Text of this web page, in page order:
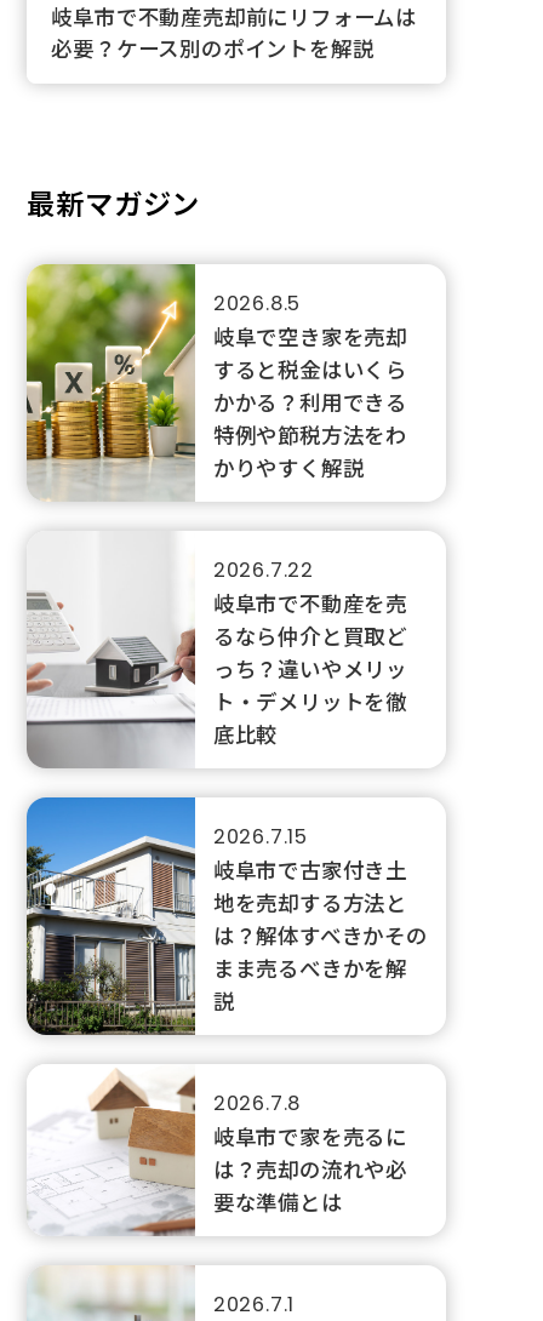
岐阜市で不動産売却前にリフォームは
必要？ケース別のポイントを解説
最新マガジン
2026.8.5
岐阜で空き家を売却
すると税金はいくら
かかる？利用できる
特例や節税方法をわ
かりやすく解説
2026.7.22
岐阜市で不動産を売
るなら仲介と買取ど
っち？違いやメリッ
ト・デメリットを徹
底比較
2026.7.15
岐阜市で古家付き土
地を売却する方法と
は？解体すべきかその
まま売るべきかを解
説
2026.7.8
岐阜市で家を売るに
は？売却の流れや必
要な準備とは
2026.7.1